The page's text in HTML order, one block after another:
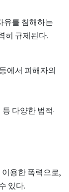
유를 침해하는
히 규제된다.
에서 피해자의
다양한 법적·
용한 폭력으로,
있다.